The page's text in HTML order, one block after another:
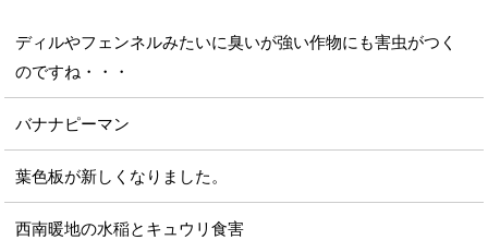
ディルやフェンネルみたいに臭いが強い作物にも害虫がつく
のですね・・・
バナナピーマン
葉色板が新しくなりました。
西南暖地の水稲とキュウリ食害